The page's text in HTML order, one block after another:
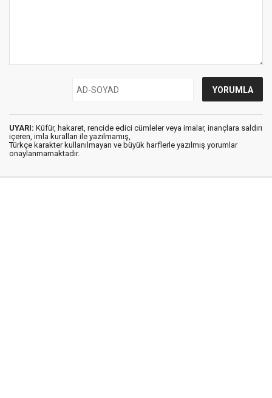
UYARI: Küfür, hakaret, rencide edici cümleler veya imalar, inançlara saldırı
içeren, imla kuralları ile yazılmamış,
Türkçe karakter kullanılmayan ve büyük harflerle yazılmış yorumlar
onaylanmamaktadır.